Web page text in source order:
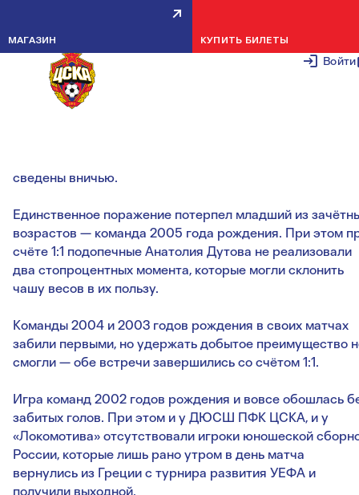
Войти
МАГАЗИН КУПИТЬ БИЛЕТЫ
ПОДЕЛИЛИ ОЧКИ С
ЛОКОМОТИВОМ
сведены вничью.
Единственное поражение потерпел младший из
возрастов — команда 2005 года рождения. При этом
счёте 1:1 подопечные Анатолия Дутова не реализовали
два стопроцентных момента, которые могли склонить
чашу весов в их пользу.
Команды 2004 и 2003 годов рождения в своих матчах
забили первыми, но удержать добытое преимущество
смогли — обе встречи завершились со счётом 1:1.
Игра команд 2002 годов рождения и вовсе обошлась
забитых голов. При этом и у ДЮСШ ПФК ЦСКА, и у
«Локомотива» отсутствовали игроки юношеской
России, которые лишь рано утром в день матча
вернулись из Греции с турнира развития УЕФА и
получили выходной.